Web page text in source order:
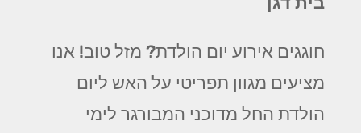
חוגגים אירוע יום הולדת? מזל טוב! אנו
מציעים מגוון תפריטי על האש ליום
הולדת החל מדוכני המבורגר לימי